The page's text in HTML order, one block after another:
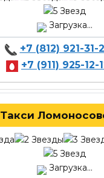
Загрузка...
+7 (812) 921-31-
+7 (911) 925-12-
Такси
Загрузка...